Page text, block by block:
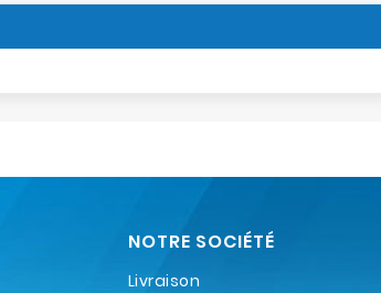
NOTRE SOCIÉTÉ
Livraison